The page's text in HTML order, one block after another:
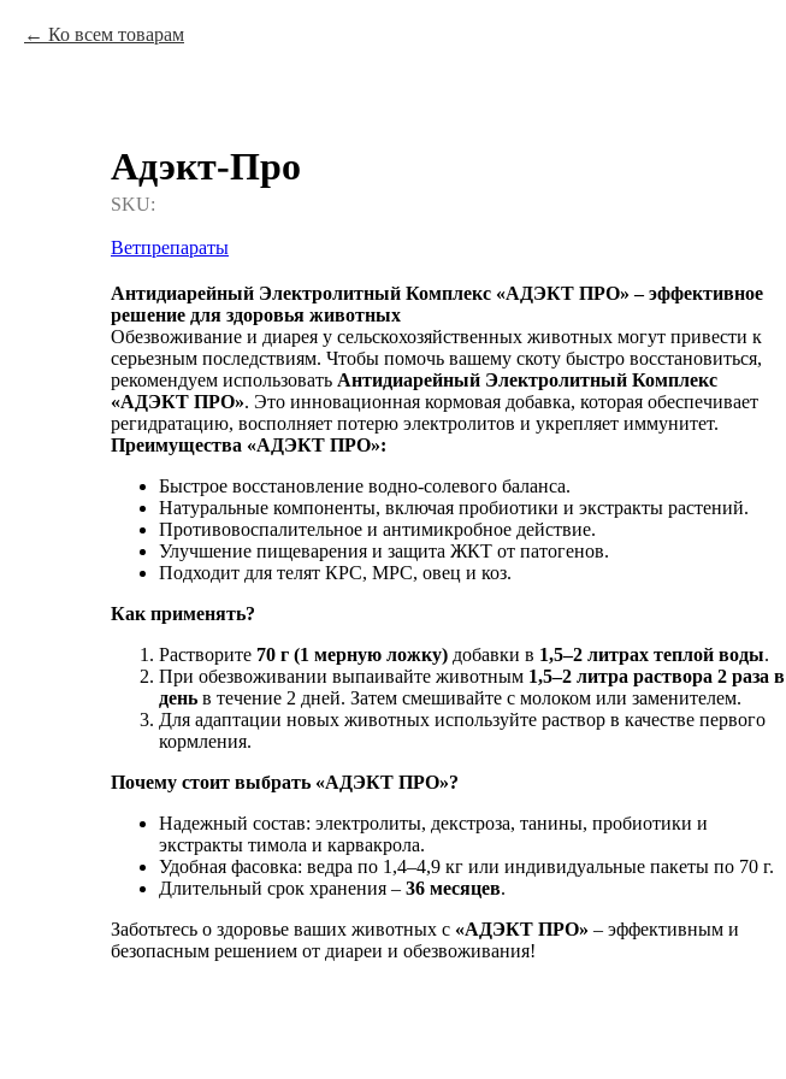
Ко всем товарам
Адэкт-Про
SKU:
Ветпрепараты
Антидиарейный Электролитный Комплекс «АДЭКТ ПРО» – эффективное
решение для здоровья животных
Обезвоживание и диарея у сельскохозяйственных животных могут привести к
серьезным последствиям. Чтобы помочь вашему скоту быстро восстановиться,
рекомендуем использовать Антидиарейный Электролитный Комплекс
«АДЭКТ ПРО». Это инновационная кормовая добавка, которая обеспечивает
регидратацию, восполняет потерю электролитов и укрепляет иммунитет.
Преимущества «АДЭКТ ПРО»:
Быстрое восстановление водно-солевого баланса.
Натуральные компоненты, включая пробиотики и экстракты растений.
Противовоспалительное и антимикробное действие.
Улучшение пищеварения и защита ЖКТ от патогенов.
Подходит для телят КРС, МРС, овец и коз.
Как применять?
Растворите 70 г (1 мерную ложку) добавки в 1,5–2 литрах теплой воды.
При обезвоживании выпаивайте животным 1,5–2 литра раствора 2 раза в
день в течение 2 дней. Затем смешивайте с молоком или заменителем.
Для адаптации новых животных используйте раствор в качестве первого
кормления.
Почему стоит выбрать «АДЭКТ ПРО»?
Надежный состав: электролиты, декстроза, танины, пробиотики и
экстракты тимола и карвакрола.
Удобная фасовка: ведра по 1,4–4,9 кг или индивидуальные пакеты по 70 г.
Длительный срок хранения – 36 месяцев.
Заботьтесь о здоровье ваших животных с «АДЭКТ ПРО» – эффективным и
безопасным решением от диареи и обезвоживания!